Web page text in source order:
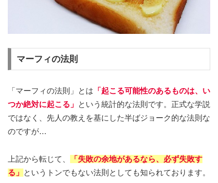
マーフィの法則
「マーフィの法則」とは 「起こる可能性のあるものは、い
つか絶対に起こる」 という統計的な法則です。正式な学説
ではなく、先人の教えを基にした半ばジョーク的な法則な
のですが…
上記から転じて、
「失敗の余地があるなら、必ず失敗す
る」 というトンでもない法則としても知られております。